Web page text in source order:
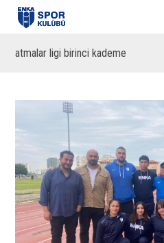
atmalar ligi birinci kademe